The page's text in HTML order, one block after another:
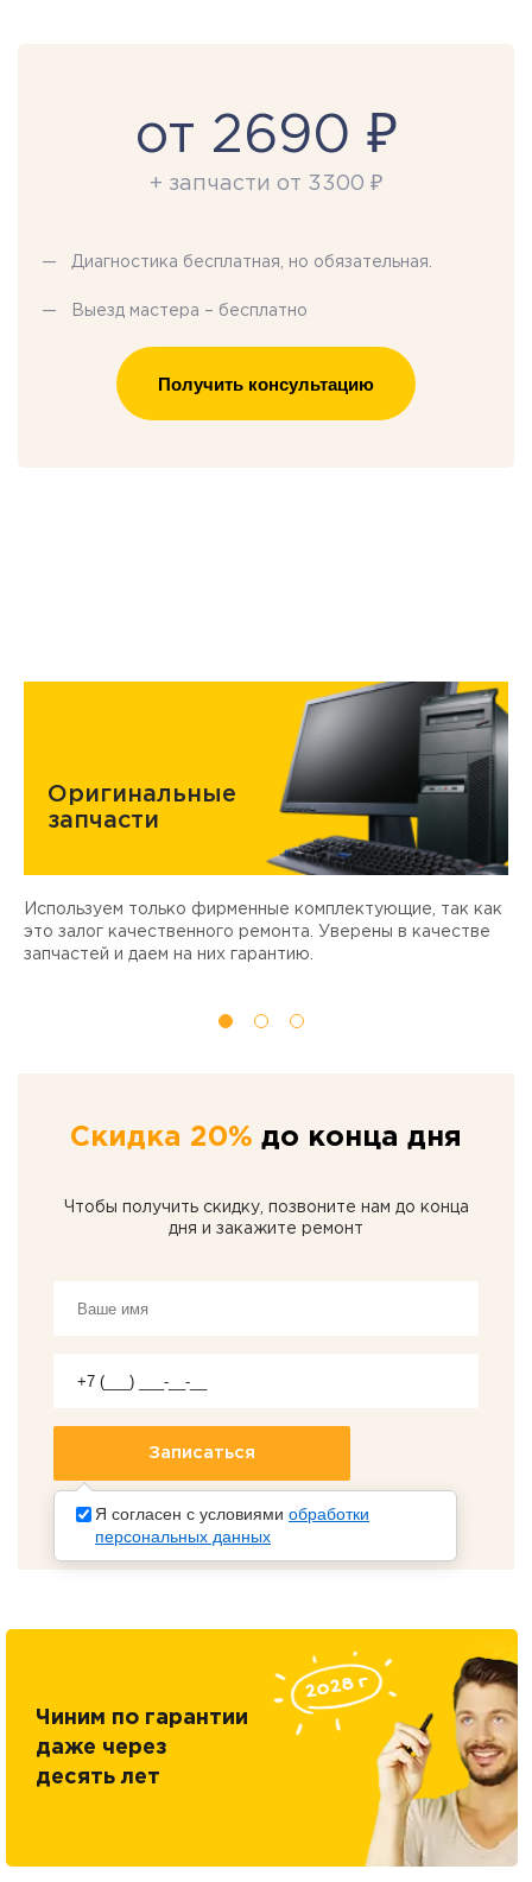
от 2690 ₽
+ запчасти от 3300 ₽
Диагностика бесплатная, но обязательная.
Выезд мастера – бесплатно
Получить консультацию
Оригинальные
запчасти
Используем только фирменные комплектующие, так как
это залог качественного ремонта. Уверены в качестве
запчастей и даем на них гарантию.
Скидка 20% до конца дня
Чтобы получить скидку, позвоните нам до конца
дня и закажите ремонт
Чиним по гарантии
даже через
десять лет
Я согласен с условиями обработки
персональных данных